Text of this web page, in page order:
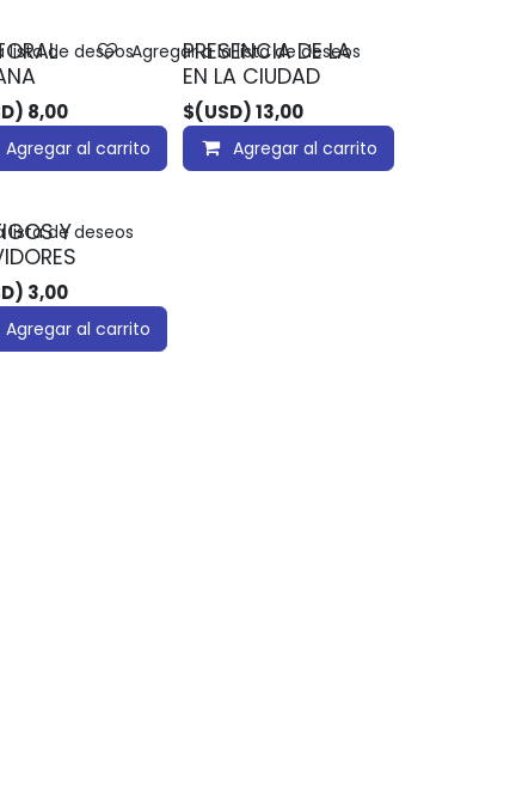
8,00
Agregar al carrito
lista de deseos
PRESENCIA DE LA
EN LA CIUDAD
$(USD)13,00
Agregar al carrito
Agregar a la lista de deseos
Y
3,00
Agregar al carrito
lista de deseos